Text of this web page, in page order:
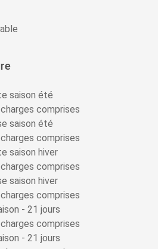
saison été
comprises
saison été
comprises
saison hiver
comprises
saison hiver
comprises
- 21 jours
comprises
- 21 jours